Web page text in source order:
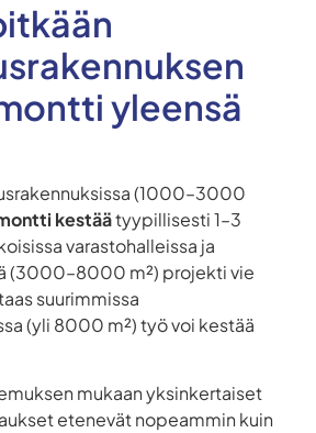
yleensä
(1000–3000
kestäätyypillisesti 1–3
varastohalleissa ja
(3000–8000 m²) projekti vie
suurimmissa
(yli 8000 m²) työ voi kestää
mukaan yksinkertaiset
etenevät nopeammin kuin